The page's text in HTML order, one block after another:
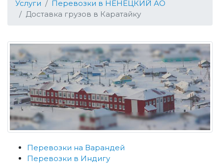
Услуги
Перевозки в НЕНЕЦКИЙ АО
Доставка грузов в Каратайку
Перевозки на Варандей
Перевозки в Индигу